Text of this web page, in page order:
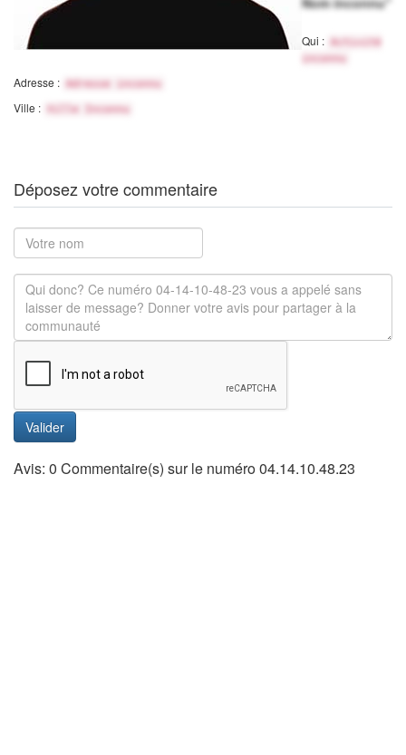
Qui :
Activité
inconnu
Adresse : Adresse inconnu
Ville : Ville Inconnu
Déposez votre commentaire
Valider
Avis: 0 Commentaire(s) sur le numéro 04.14.10.48.23